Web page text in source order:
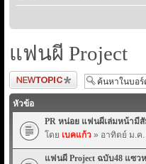
แฟนผี Project
ตั้งกระทู้ใหม่
หัวข้อ
PR หน่อย แฟนผีเล่มหน้ามี
โดย เบคแก้ว » อาทิตย์ ม.ค.
แฟนผี Project ฉบับ48 แซวห